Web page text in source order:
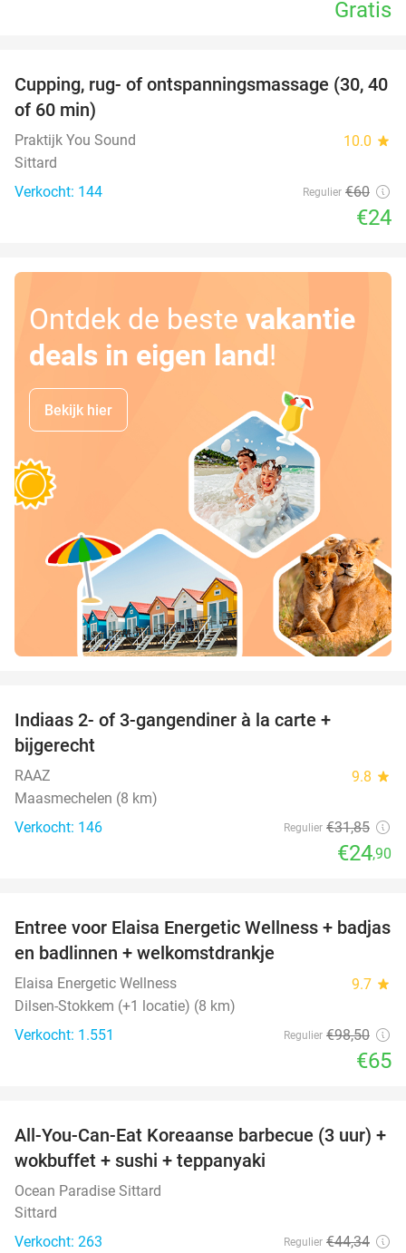
Gratis
60%
Cupping, rug- of ontspanningsmassage (30, 40
of 60 min)
Praktijk You Sound 10.0 star
Sittard
Verkocht: 144
Regulier €60
€24
Ontdek de beste vakantie
deals in eigen land!
Bekijk hier
Indiaas 2- of 3-gangendiner à la carte +
bijgerecht
RAAZ 9.8 star
Maasmechelen (8 km)
Verkocht: 146
Regulier €31,85
€24,90
34%
Entree voor Elaisa Energetic Wellness + badjas
en badlinnen + welkomstdrankje
Elaisa Energetic Wellness 9.7 star
Dilsen-Stokkem (+1 locatie) (8 km)
Verkocht: 1.551
Regulier €98,50
€65
21%
All-You-Can-Eat Koreaanse barbecue (3 uur) +
wokbuffet + sushi + teppanyaki
Ocean Paradise Sittard
Sittard
Verkocht: 263
Regulier €44,34